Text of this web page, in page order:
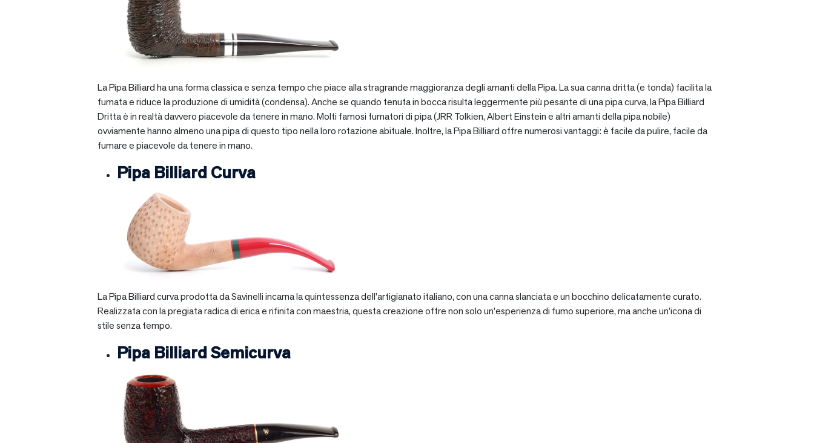
La Pipa Billiard ha una forma classica e senza tempo che piace alla stragrande maggioranza degli amanti della Pipa. La sua canna dritta (e tonda) facilita la
fumata e riduce la produzione di umidità (condensa). Anche se quando tenuta in bocca risulta leggermente più pesante di una pipa curva, la Pipa Billiard
Dritta è in realtà davvero piacevole da tenere in mano. Molti famosi fumatori di pipa (JRR Tolkien, Albert Einstein e altri amanti della pipa nobile)
ovviamente hanno almeno una pipa di questo tipo nella loro rotazione abituale. Inoltre, la Pipa Billiard offre numerosi vantaggi: è facile da pulire, facile da
fumare e piacevole da tenere in mano.
Pipa Billiard Curva
La Pipa Billiard curva prodotta da Savinelli incarna la quintessenza dell’artigianato italiano, con una canna slanciata e un bocchino delicatamente curato.
Realizzata con la pregiata radica di erica e rifinita con maestria, questa creazione offre non solo un’esperienza di fumo superiore, ma anche un’icona di
stile senza tempo.
Pipa Billiard Semicurva